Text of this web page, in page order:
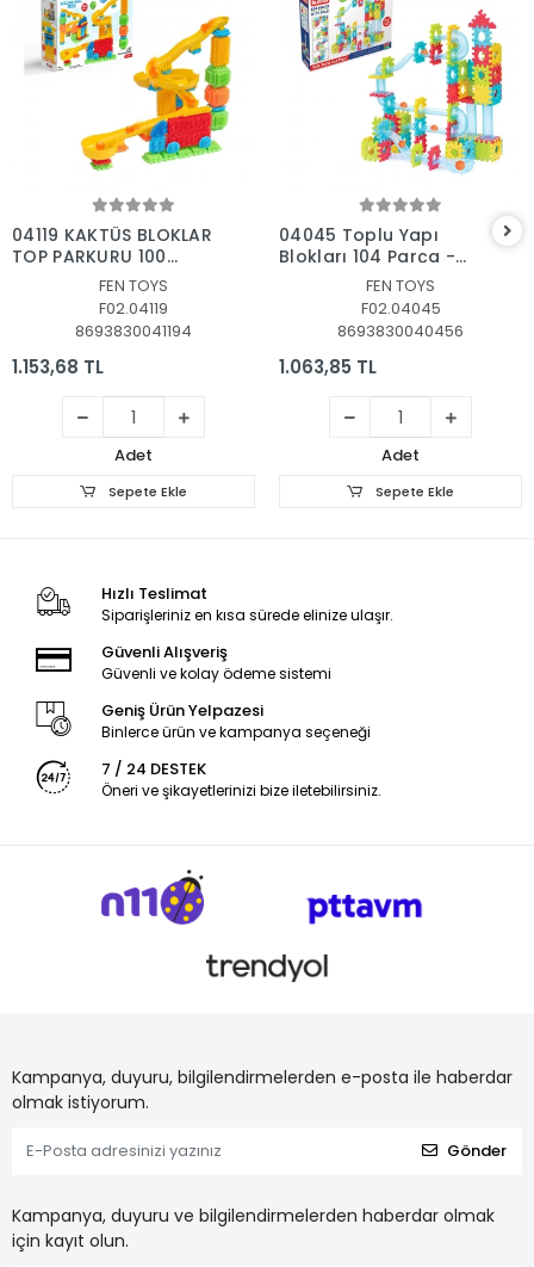
04119 KAKTÜS BLOKLAR
TOP PARKURU 100
FEN TOYS
F02.04119
8693830041194
1.153,68 TL
Adet
Sepete Ekle
04045 Toplu Yapı
Blokları 104 Parça -
FEN TOYS
F02.04045
8693830040456
1.063,85 TL
Adet
Sepete Ekle
Hızlı Teslimat
Siparişleriniz en kısa sürede elinize ulaşır.
Güvenli Alışveriş
Güvenli ve kolay ödeme sistemi
Geniş Ürün Yelpazesi
Binlerce ürün ve kampanya seçeneği
7 / 24 DESTEK
Öneri ve şikayetlerinizi bize iletebilirsiniz.
Kampanya, duyuru, bilgilendirmelerden e-posta ile haberdar
olmak istiyorum.
Gönder
Kampanya, duyuru ve bilgilendirmelerden haberdar olmak
için kayıt olun.